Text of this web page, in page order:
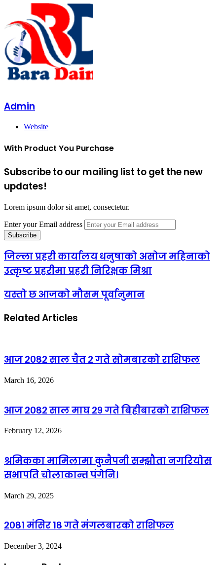
Admin
Website
With Product You Purchase
Subscribe to our mailing list to get the new
updates!
Lorem ipsum dolor sit amet, consectetur.
Enter your Email address
जिल्ला प्रहरी कार्यालय धनुषाको असोज महिनाको
उत्कृष्ट प्रहरीमा प्रहरी निरिक्षक मिश्रा
यस्तो छ आजको मौसम पूर्वानुमान
Related Articles
आज २०८२ साल चैत २ गते सोमबारको राशिफल
March 16, 2026
आज २०८२ साल माघ २९ गते बिहीबारको राशिफल
February 12, 2026
श्रमिकका मामिलामा कुनैपनी सम्झौता नगरियोस
सभापति चोलाकान्त पंगेनि।
March 29, 2025
२०८१ मंसिर १८ गते मंगलबारको राशिफल
December 3, 2024